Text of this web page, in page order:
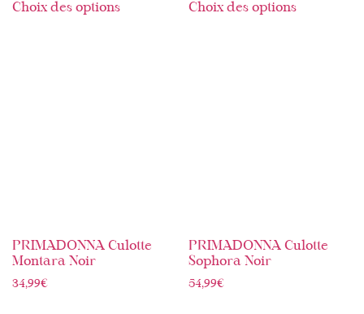
Choix des options Choix des options
PRIMADONNA Culotte
Montara Noir
34,99€
PRIMADONNA Culotte
Sophora Noir
54,99€